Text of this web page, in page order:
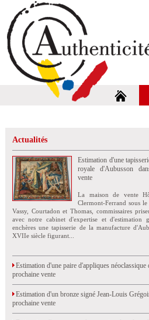
Actualités
Estimation d'une
royale d'Aubusson
vente
La maison de vente
Clermont-Ferrand sous
Vassy, Courtadon et Thomas, commissaires
avec notre cabinet d'expertise et d'estimation
enchères une tapisserie de la manufacture
XVIIe siècle figurant...
Estimation d'une paire d'appliques néoclassique
prochaine vente
Estimation d'un bronze signé Jean-Louis
prochaine vente